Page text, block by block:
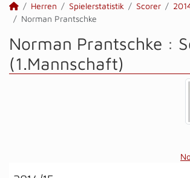
Herren Spielerstatistik Scorer
Norman Prantschke
Norman Prantschke :
(1.Mannschaft)